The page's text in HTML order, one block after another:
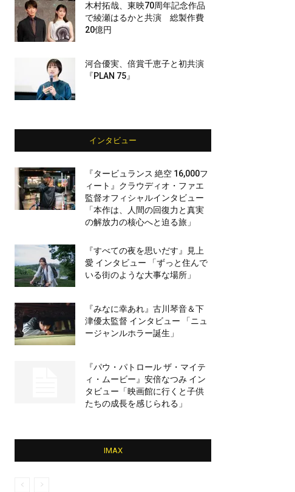
木村拓哉、東映70周年記念作品
で綾瀬はるかと共演 総製作費
20億円
河合優実、倍賞千恵子と初共演
『PLAN 75』
インタビュー
『タービュランス 絶空 16,000フ
ィート』クラウディオ・ファエ
監督オフィシャルインタビュー
「本作は、人間の回復力と真実
の解放力の核心へと迫る旅」
『すべての夜を思いだす』見上
愛 インタビュー 「ずっと住んで
いる街のような大事な場所」
『みなに幸あれ』古川琴音＆下
津優太監督 インタビュー 「ニュ
ージャンルホラー誕生」
『パウ・パトロール ザ・マイテ
ィ・ムービー』安倍なつみ イン
タビュー「映画館に行くと子供
たちの成長を感じられる」
IMAX